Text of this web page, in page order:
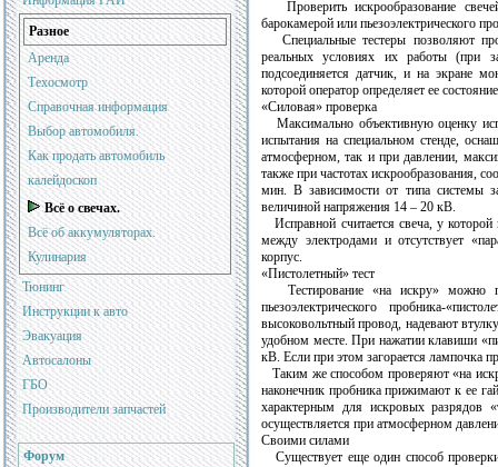
Разное
Аренда
Техосмотр
Справочная информация
Выбор автомобиля.
Как продать автомобиль
калейдоскоп
Всё о свечах.
Всё об аккумуляторах.
Кулинария
Тюнинг
Инструкции к авто
Эвакуация
Автосалоны
ГБО
Производители запчастей
Форум
Проверить искрообразование
барокамерой или пьезоэлектрического
Специальные тестеры позволяют
реальных условиях их работы (при
подсоединяется датчик, и на экране
которой оператор определяет ее
«Силовая» проверка
Максимально объективную оценку
испытания на специальном стенде,
атмосферном, так и при давлении,
также при частотах искрообразования,
мин. В зависимости от типа системы
величиной напряжения 14 – 20 кВ.
Исправной считается свеча, у
между электродами и отсутствует
корпус.
«Пистолетный» тест
Тестирование «на искру» можно
пьезоэлектрического пробника-
высоковольтный провод, надевают
удобном месте. При нажатии клавиши
кВ. Если при этом загорается лампочка
Таким же способом проверяют «на
наконечник пробника прижимают к ее
характерным для искровых разрядов
осуществляется при атмосферном
Своими силами
Существует еще один способ